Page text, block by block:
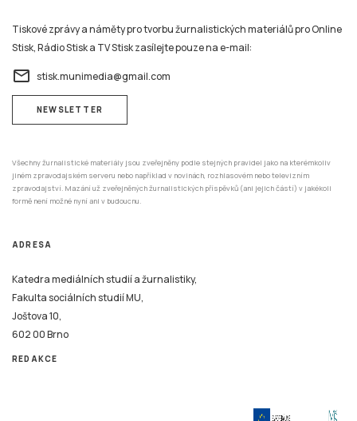
Tiskové zprávy a náměty pro tvorbu žurnalistických materiálů pro Online
Stisk, Rádio Stisk a TV Stisk zasílejte pouze na e-mail:
email stisk.munimedia@gmail.com
NEWSLETTER
Všechny žurnalistické materiály jsou zveřejněny podle stejných pravidel jako na kterémkoliv
jiném zpravodajském serveru nebo například v novinách, rozhlasovém nebo televizním
zpravodajství. Mazání už zveřejněných žurnalistických příspěvků (ani jejich částí) v jakékoli
formě není možné nyní ani v budoucnu.
ADRESA
Katedra mediálních studií a žurnalistiky,
Fakulta sociálních studií MU,
Joštova 10,
602 00 Brno
REDAKCE